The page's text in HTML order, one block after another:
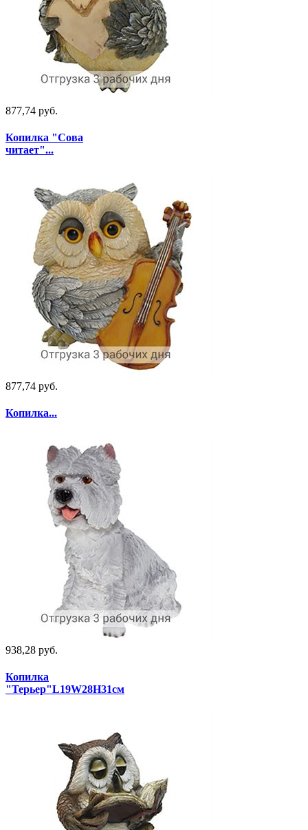
877,74 руб.
Копилка "Сова
читает"...
877,74 руб.
Копилка...
938,28 руб.
Копилка
"Терьер"L19W28H31см